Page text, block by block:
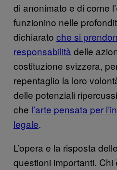
di anonimato e di come
funzionino nelle
dichiarato che si
responsabilità delle
costituzione svizzera,
repentaglio la loro
delle potenziali
che l’arte pensata per
legale.
L’opera e la risposta
questioni importanti.